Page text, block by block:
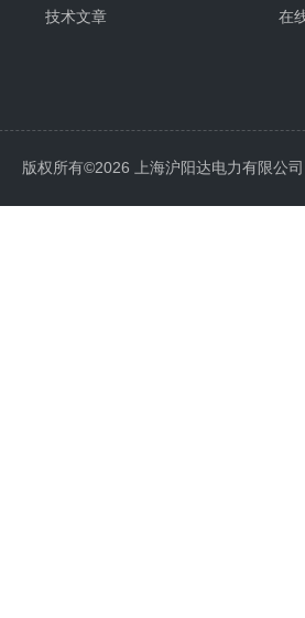
技术文章 在
版权所有©2026 上海沪阳达电力有限公